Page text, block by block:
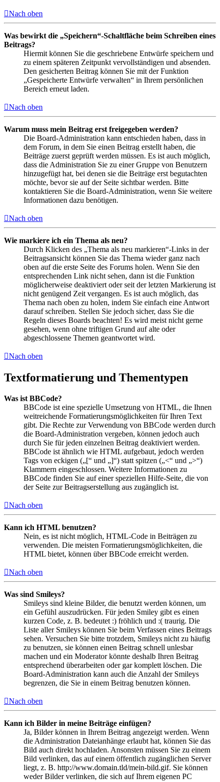
Nach oben
Was bewirkt die „Speichern“-Schaltfläche beim Schreiben eines
Beitrags?
Hiermit können Sie die geschriebene Entwürfe speichern und
zu einem späteren Zeitpunkt vervollständigen und absenden.
Den gesicherten Beitrag können Sie mit der Funktion
„Gespeicherte Entwürfe verwalten“ in Ihrem persönlichen
Bereich erneut laden.
Nach oben
Warum muss mein Beitrag erst freigegeben werden?
Die Board-Administration kann entschieden haben, dass in
dem Forum, in dem Sie einen Beitrag erstellt haben, die
Beiträge zuerst geprüft werden müssen. Es ist auch möglich,
dass die Administration Sie zu einer Gruppe von Benutzern
hinzugefügt hat, bei denen sie die Beiträge erst begutachten
möchte, bevor sie auf der Seite sichtbar werden. Bitte
kontaktieren Sie die Board-Administration, wenn Sie weitere
Informationen dazu benötigen.
Nach oben
Wie markiere ich ein Thema als neu?
Durch Klicken des „Thema als neu markieren“-Links in der
Beitragsansicht können Sie das Thema wieder ganz nach
oben auf die erste Seite des Forums holen. Wenn Sie den
entsprechenden Link nicht sehen, dann ist die Funktion
möglicherweise deaktiviert oder seit der letzten Markierung ist
nicht genügend Zeit vergangen. Es ist auch möglich, das
Thema nach oben zu holen, indem Sie einfach eine Antwort
darauf schreiben. Stellen Sie jedoch sicher, dass Sie die
Regeln dieses Boards beachten! Es wird meist nicht gerne
gesehen, wenn ohne triftigen Grund auf alte oder
abgeschlossene Themen geantwortet wird.
Nach oben
Textformatierung und Thementypen
Was ist BBCode?
BBCode ist eine spezielle Umsetzung von HTML, die Ihnen
weitreichende Formatierungsmöglichkeiten für Ihren Text
gibt. Die Rechte zur Verwendung von BBCode werden durch
die Board-Administration vergeben, können jedoch auch
durch Sie für jeden einzelnen Beitrag deaktiviert werden.
BBCode ist ähnlich wie HTML aufgebaut, jedoch werden
Tags von eckigen („[“ und „]“) statt spitzen („<“ und „>“)
Klammern eingeschlossen. Weitere Informationen zu
BBCode finden Sie auf einer speziellen Hilfe-Seite, die von
der Seite zur Beitragserstellung aus zugänglich ist.
Nach oben
Kann ich HTML benutzen?
Nein, es ist nicht möglich, HTML-Code in Beiträgen zu
verwenden. Die meisten Formatierungsmöglichkeiten, die
HTML bietet, können über BBCode erreicht werden.
Nach oben
Was sind Smileys?
Smileys sind kleine Bilder, die benutzt werden können, um
ein Gefühl auszudrücken. Für jeden Smiley gibt es einen
kurzen Code, z. B. bedeutet :) fröhlich und :( traurig. Die
Liste aller Smileys können Sie beim Verfassen eines Beitrags
sehen. Versuchen Sie bitte trotzdem, Smileys nicht zu häufig
zu benutzen, sie können einen Beitrag schnell unlesbar
machen und ein Moderator könnte deshalb Ihren Beitrag
entsprechend überarbeiten oder gar komplett löschen. Die
Board-Administration kann auch die Anzahl der Smileys
begrenzen, die Sie in einem Beitrag benutzen können.
Nach oben
Kann ich Bilder in meine Beiträge einfügen?
Ja, Bilder können in Ihrem Beitrag angezeigt werden. Wenn
die Administration Dateianhänge erlaubt hat, können Sie das
Bild auch direkt hochladen. Ansonsten müssen Sie zu einem
Bild verlinken, das auf einem öffentlich zugänglichen Server
liegt, z. B. http://www.domain.tld/mein-bild.gif. Sie können
weder Bilder verlinken, die sich auf Ihrem eigenen PC